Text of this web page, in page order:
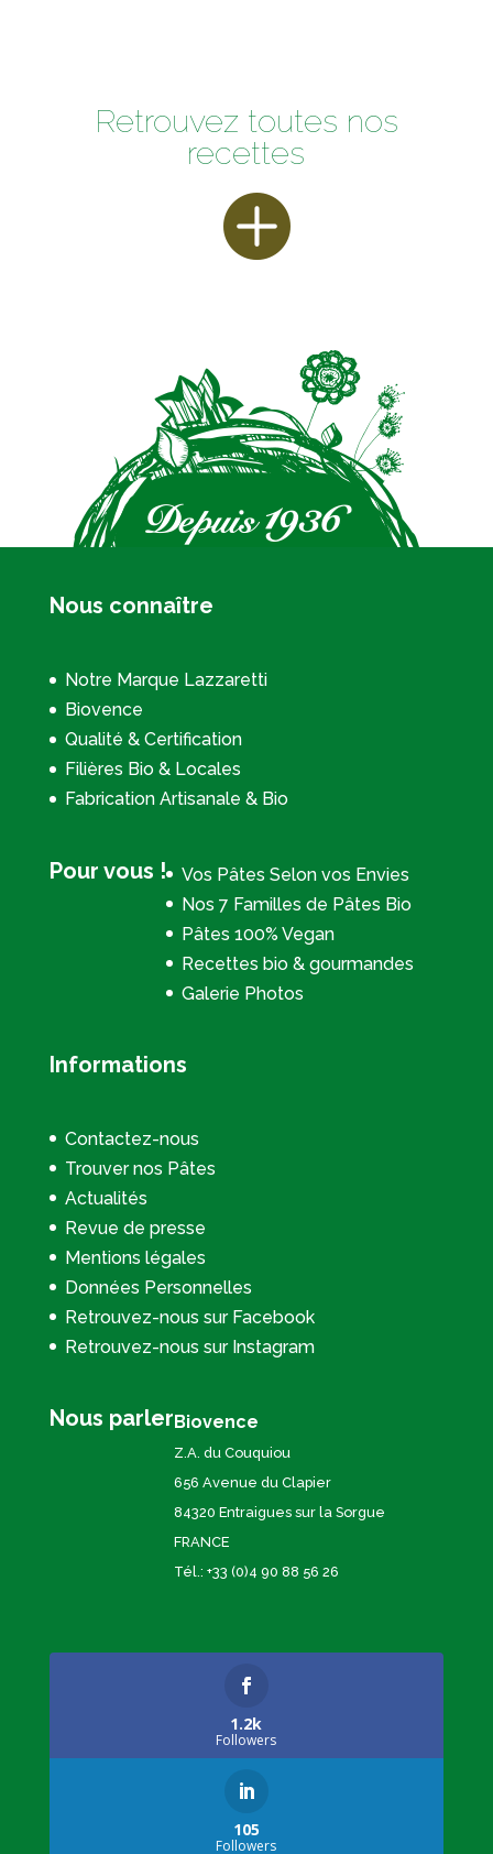
Retrouvez toutes nos
recettes
Nous connaître
Notre Marque Lazzaretti
Biovence
Qualité & Certification
Filières Bio & Locales
Fabrication Artisanale & Bio
Pour vous !
Vos Pâtes Selon vos Envies
Nos 7 Familles de Pâtes Bio
Pâtes 100% Vegan
Recettes bio & gourmandes
Galerie Photos
Informations
Contactez-nous
Trouver nos Pâtes
Actualités
Revue de presse
Mentions légales
Données Personnelles
Retrouvez-nous sur Facebook
Retrouvez-nous sur Instagram
Nous parlerBiovence
Z.A. du Couquiou
656 Avenue du Clapier
84320 Entraigues sur la Sorgue
FRANCE
Tél.: +33 (0)4 90 88 56 26
1.2k
Followers
105
Followers